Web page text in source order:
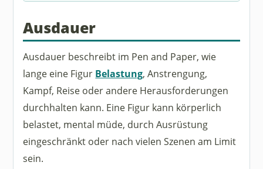
Ausdauer
Ausdauer beschreibt im Pen and Paper, wie
lange eine Figur Belastung, Anstrengung,
Kampf, Reise oder andere Herausforderungen
durchhalten kann. Eine Figur kann körperlich
belastet, mental müde, durch Ausrüstung
eingeschränkt oder nach vielen Szenen am Limit
sein.